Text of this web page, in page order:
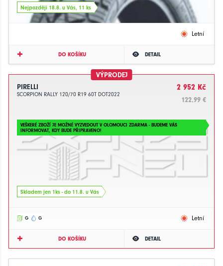
Nejpozději 18.8. u Vás, 11 ks
Letní
DO KOŠÍKU DETAIL
VÝPRODEJ
PIRELLI
SCORPION RALLY 120/70 R19 60T DOT2022
2 952 Kč
122.99 €
VEŠKERÉ ZBOŽÍ JE MOŽNÉ VYZVEDOUT V OLOMOUCI ZDARMA - BUDEME VÁS
INFORMOVAT, KDY BUDE PŘIPRAVENO!
Skladem jen 1ks - do 11.8. u Vás
G G Letní
DO KOŠÍKU DETAIL